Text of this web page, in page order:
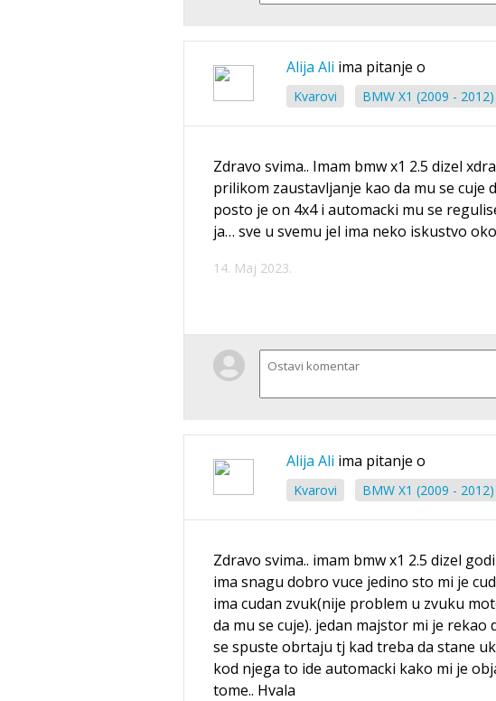
Alija Ali ima pitanje o
Kvarovi BMW X1 (2009 - 2012)
Zdravo svima.. Imam bmw x1 2.5 dizel
prilikom zaustavljanje kao da mu se cuje
posto je on 4x4 i automacki mu se
ja… sve u svemu jel ima neko iskustvo
14. Maj 2023.
Alija Ali ima pitanje o
Kvarovi BMW X1 (2009 - 2012)
Zdravo svima.. imam bmw x1 2.5 dizel
ima snagu dobro vuce jedino sto mi je
ima cudan zvuk(nije problem u zvuku
da mu se cuje). jedan majstor mi je
se spuste obrtaju tj kad treba da stane
kod njega to ide automacki kako mi je
tome.. Hvala